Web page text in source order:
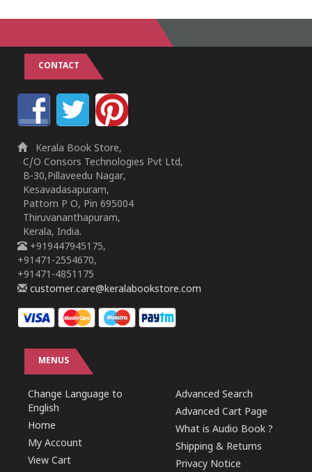
CONTACT
Kerala Book Store,
C/O Consors Technologies Pvt Ltd,
B-30,Pillaveedu Nagar,
Kesavadasapuram,
Pattom P O, Pin 695004
Thiruvananthapuram,
Kerala, India.
+919447945175,
+91471-2554670,
+91471-4851175
customer.care@keralabookstore.com
MENUS
Change Language to
English
Home
My Account
View Cart
Advanced Search
Advanced Cart Page
What is Audio Book ?
Shipping & Returns
Privacy Notice